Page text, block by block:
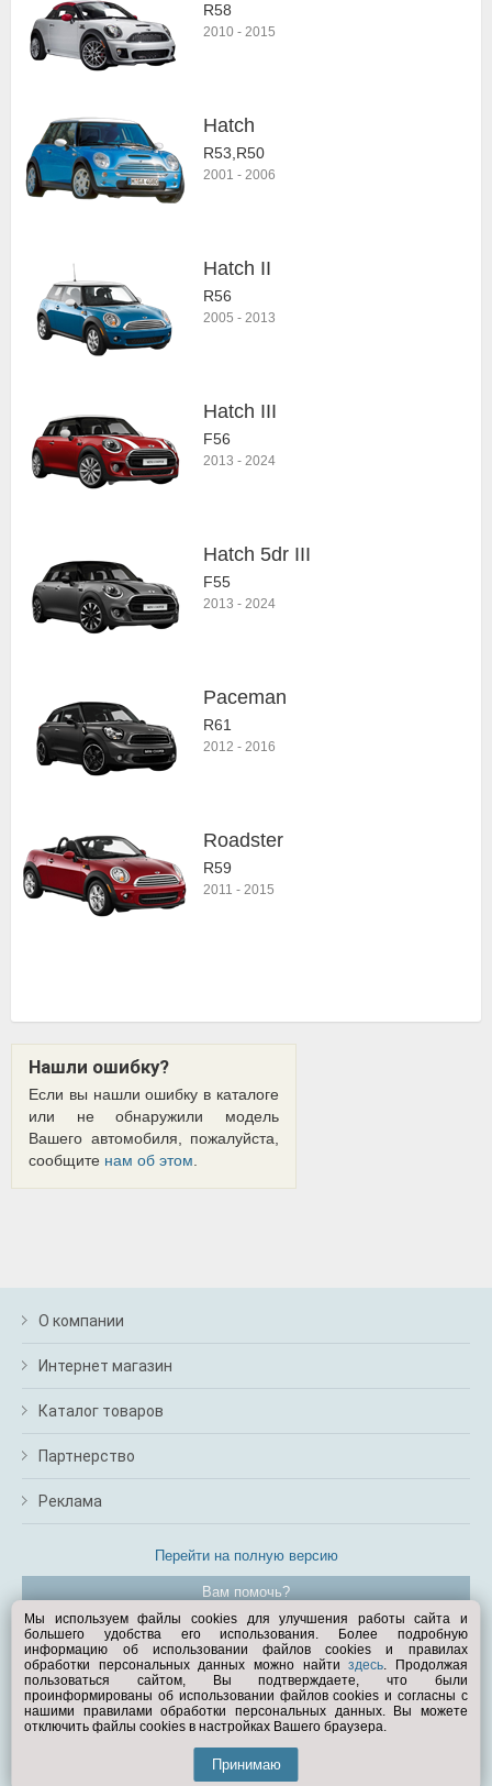
R58
2010 - 2015
Hatch
R53,R50
2001 - 2006
Hatch II
R56
2005 - 2013
Hatch III
F56
2013 - 2024
Hatch 5dr III
F55
2013 - 2024
Paceman
R61
2012 - 2016
Roadster
R59
2011 - 2015
Нашли ошибку?
Если вы нашли ошибку в каталоге
или не обнаружили модель
Вашего автомобиля, пожалуйста,
сообщите нам об этом
О компании
Интернет магазин
Каталог товаров
Партнерство
Реклама
Перейти на полную версию
Вам помочь?
© Exist.ru 1998—2026
Мы используем файлы cookies для улучшения работы сайта и
большего удобства его использования. Более подробную
информацию об использовании файлов cookies и правилах
обработки персональных данных можно найтиздесь. Продолжая
пользоваться сайтом, Вы подтверждаете, что были
проинформированы об использовании файлов cookies и согласны с
нашими правилами обработки персональных данных. Вы можете
отключить файлы cookies в настройках Вашего браузера.
Принимаю